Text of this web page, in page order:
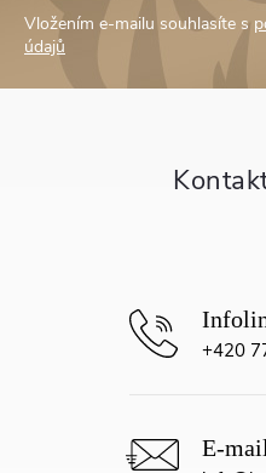
pVložením e-mailu souhlasíte s
údajů
+420